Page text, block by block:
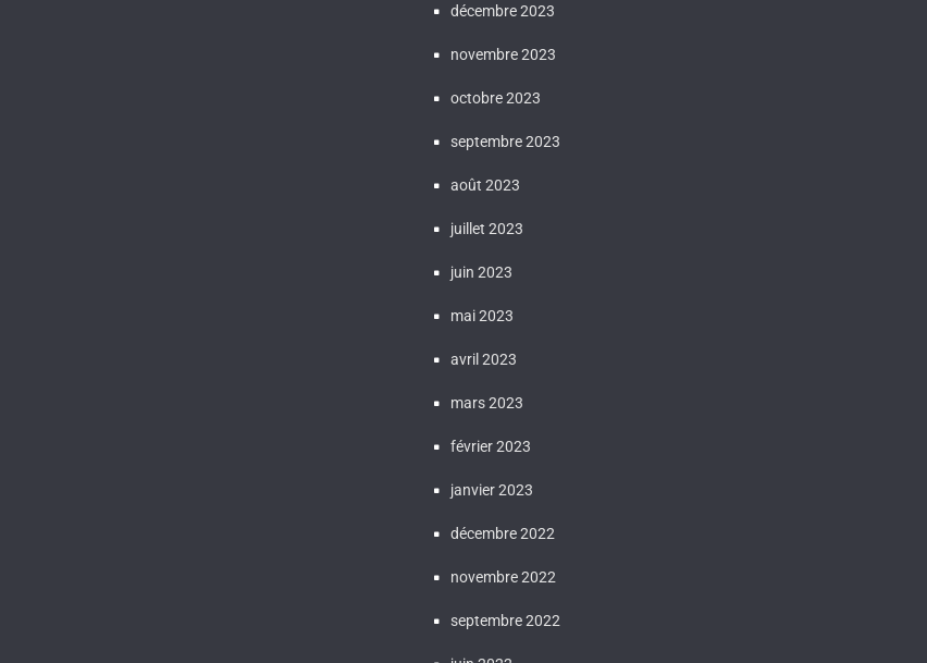
décembre 2023
novembre 2023
octobre 2023
septembre 2023
août 2023
juillet 2023
juin 2023
mai 2023
avril 2023
mars 2023
février 2023
janvier 2023
décembre 2022
novembre 2022
septembre 2022